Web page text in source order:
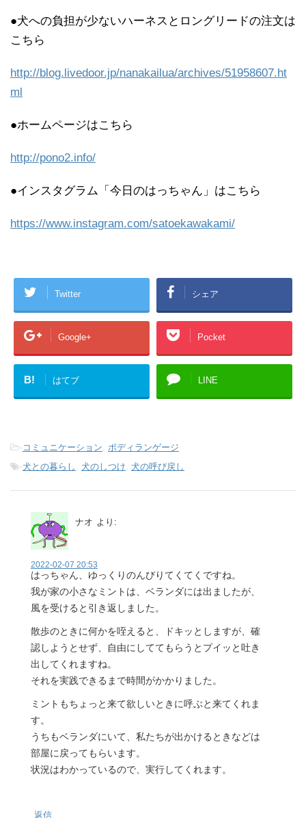
●犬への負担が少ないハーネスとロングリードの注文は
こちら
http://blog.livedoor.jp/nanakailua/archives/51958607.ht
ml
●ホームページはこちら
http://pono2.info/
●インスタグラム「今日のはっちゃん」はこちら
https://www.instagram.com/satoekawakami/
Twitter シェア
Google+ Pocket
B! はてブ LINE
-コミュニケーション
ボディランゲージ
-犬との暮らし 犬のしつけ 犬の呼び戻し
ナオ より:
2022-02-07 20:53
はっちゃん、ゆっくりのんびりてくてくですね。
我が家の小さなミントは、ベランダには出ましたが、
風を受けると引き返しました。
散歩のときに何かを咥えると、ドキッとしますが、確
認しようとせず、自由にしててもらうとプイッと吐き
出してくれますね。
それを実践できるまで時間がかかりました。
ミントもちょっと来て欲しいときに呼ぶと来てくれま
す。
うちもベランダにいて、私たちが出かけるときなどは
部屋に戻ってもらいます。
状況はわかっているので、実行してくれます。
返信